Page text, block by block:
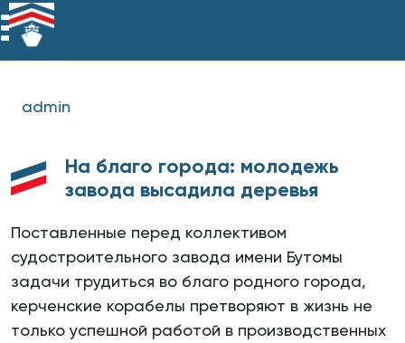
admin
На благо города: молодежь
завода высадила деревья
Поставленные перед коллективом
судостроительного завода имени Бутомы
задачи трудиться во благо родного города,
керченские корабелы претворяют в жизнь не
только успешной работой в производственных